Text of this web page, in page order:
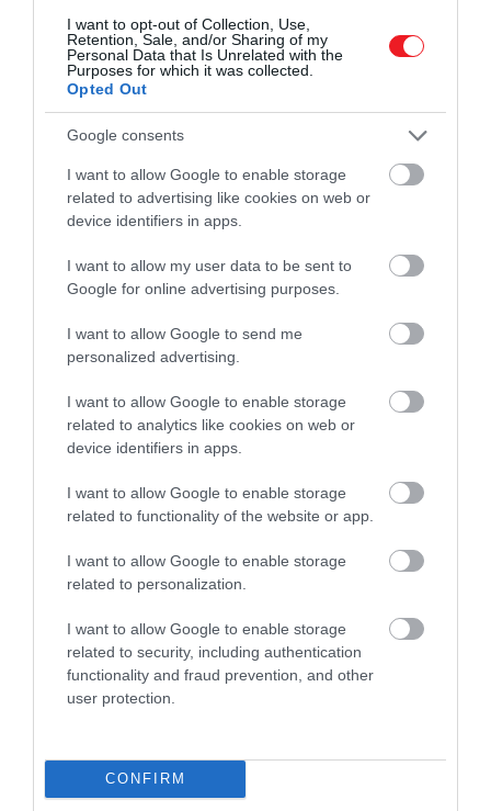
I want to opt-out of Collection, Use,
Retention, Sale, and/or Sharing of my
Personal Data that Is Unrelated with the
Purposes for which it was collected.
Opted Out
Google consents
I want to allow Google to enable storage
related to advertising like cookies on web or
device identifiers in apps.
I want to allow my user data to be sent to
Google for online advertising purposes.
I want to allow Google to send me
personalized advertising.
I want to allow Google to enable storage
related to analytics like cookies on web or
device identifiers in apps.
I want to allow Google to enable storage
related to functionality of the website or app.
I want to allow Google to enable storage
related to personalization.
I want to allow Google to enable storage
related to security, including authentication
functionality and fraud prevention, and other
user protection.
CONFIRM
lévő helyet több alapvető
számára
Egy másik lehetséges módszer a KonMari hajtogatási
technika alkalmazása, amelynek lényege, hogy a
ruhákat kompakt háromszögekbe hajtogatjuk, hogy
azok függőlegesen állhassanak a bőröndben. A Marie
helyet takarít meg, elérhetővé teszi a tárgyakat, és
megakadályozza, hogy a bőröndünk rendezetlenné
váljon.
Nyitókép: Shutterstock